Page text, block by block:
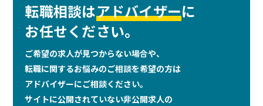
転職相談はアドバイザーに
お任せください。
ご希望の求人が見つからない場合や、
転職に関するお悩みのご相談を希望の方は
アドバイザーにご相談ください。
サイトに公開されていない非公開求人の